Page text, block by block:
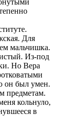
Для
мальчишка.
Из-под
Но Вера
он был умен.
предметам.
кольнуло,
в